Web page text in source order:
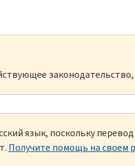
язык, поскольку
Получите помощь на своем